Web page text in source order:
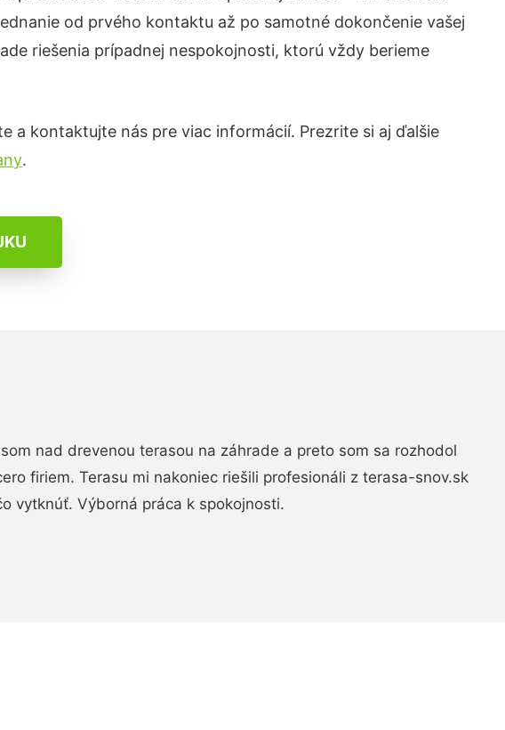
od prvého kontaktu až po samotné dokončenie vašej
riešenia prípadnej nespokojnosti, ktorú vždy berieme
a kontaktujte nás pre viac informácií. Prezrite si aj ďalšie
.
nad drevenou terasou na záhrade a preto som sa rozhodol
firiem. Terasu mi nakoniec riešili profesionáli z terasa-snov.sk
vytknúť. Výborná práca k spokojnosti.